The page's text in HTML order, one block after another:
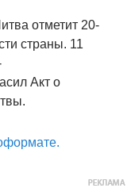
отметит 20-
страны. 11
Акт о